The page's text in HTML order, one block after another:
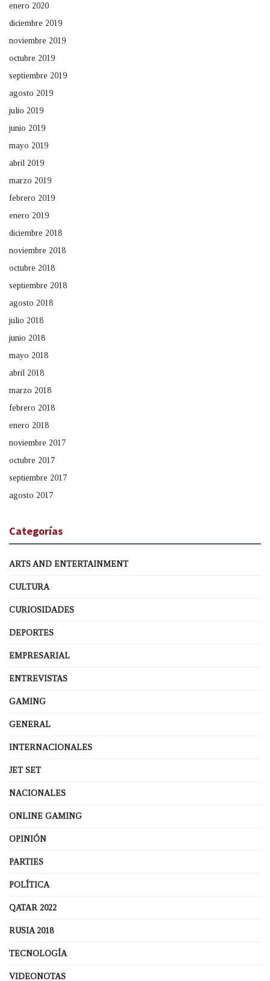
enero 2020
diciembre 2019
noviembre 2019
octubre 2019
septiembre 2019
agosto 2019
julio 2019
junio 2019
mayo 2019
abril 2019
marzo 2019
febrero 2019
enero 2019
diciembre 2018
noviembre 2018
octubre 2018
septiembre 2018
agosto 2018
julio 2018
junio 2018
mayo 2018
abril 2018
marzo 2018
febrero 2018
enero 2018
noviembre 2017
octubre 2017
septiembre 2017
agosto 2017
Categorías
ARTS AND ENTERTAINMENT
CULTURA
CURIOSIDADES
DEPORTES
EMPRESARIAL
ENTREVISTAS
GAMING
GENERAL
INTERNACIONALES
JET SET
NACIONALES
ONLINE GAMING
OPINIÓN
PARTIES
POLÍTICA
QATAR 2022
RUSIA 2018
TECNOLOGÍA
VIDEONOTAS